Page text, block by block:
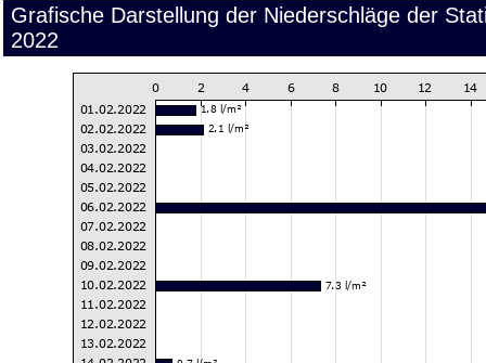
Grafische Darstellung der Niederschläge der
2022